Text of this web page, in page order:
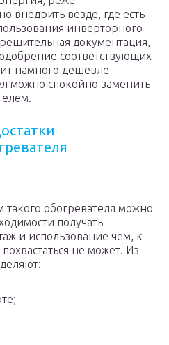
внедрить везде, где есть
инверторного
документация,
соответствующих
намного дешевле
можно спокойно заменить
обогревателя можно
получать
и использование чем, к
не может. Из